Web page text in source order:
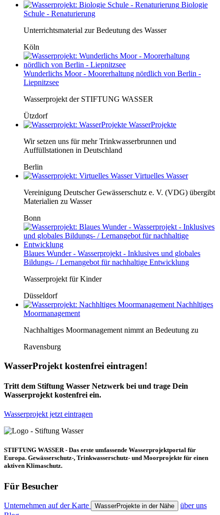
Biologie
Schule - Renaturierung
Unterrichtsmaterial zur Bedeutung des Wasser
Köln
Wunderlichs Moor - Moorerhaltung nördlich von Berlin -
Liepnitzsee
Wasserprojekt der STIFTUNG WASSER
Ützdorf
WasserProjekte
Wir setzen uns für mehr Trinkwasserbrunnen und
Auffüllstationen in Deutschland
Berlin
Virtuelles Wasser
Vereinigung Deutscher Gewässerschutz e. V. (VDG) übergibt
Materialien zu Wasser
Bonn
Blaues Wunder - Wasserprojekt - Inklusives und globales
Bildungs- / Lernangebot für nachhaltige Entwicklung
Wasserprojekt für Kinder
Düsseldorf
Nachhltiges
Moormanagement
Nachhaltiges Moormanagement nimmt an Bedeutung zu
Ravensburg
WasserProjekt kostenfrei eintragen!
Tritt dem Stiftung Wasser Netzwerk bei und trage Dein
Wasserprojekt kostenfrei ein.
Wasserprojekt jetzt eintragen
STIFTUNG WASSER - Das erste umfassende Wasserprojektportal für
Europa. Gewässerschutz-, Trinkwasserschutz- und Moorprojekte für einen
aktiven Klimaschutz.
Für Besucher
Unternehmen auf der Karte WasserProjekte in der Nähe
über uns